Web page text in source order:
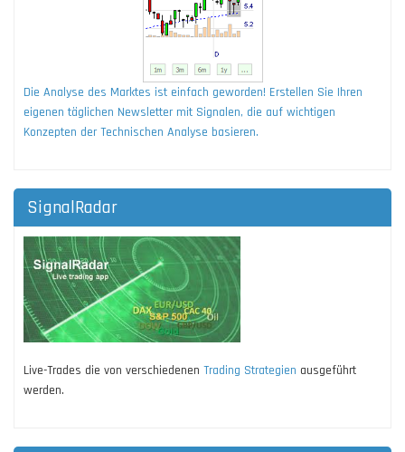
Die Analyse des Marktes ist einfach geworden! Erstellen Sie Ihren
eigenen täglichen Newsletter mit Signalen, die auf wichtigen
Konzepten der Technischen Analyse basieren.
SignalRadar
Live-Trades die von verschiedenen Trading Strategien ausgeführt
werden.